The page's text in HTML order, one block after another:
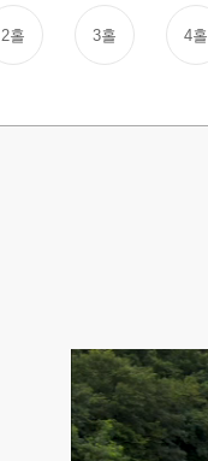
2홀 3홀 4홀